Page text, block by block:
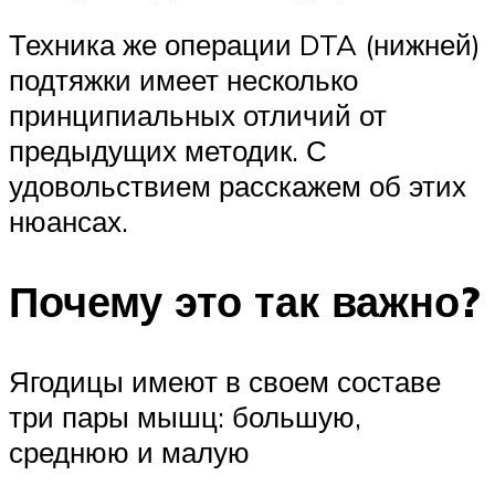
Техника же операции DTA (нижней)
подтяжки имеет несколько
принципиальных отличий от
предыдущих методик. С
удовольствием расскажем об этих
нюансах.
Почему это так важно?
Ягодицы имеют в своем составе
три пары мышц: большую,
среднюю и малую